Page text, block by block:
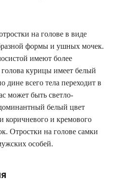
на голове в виде
формы и ушных мочек.
имеют более
курицы имеет белый
дине всего тела переходит в
может быть светло-
белый цвет
коричневого и кремового
Отростки на голове самки
особей.